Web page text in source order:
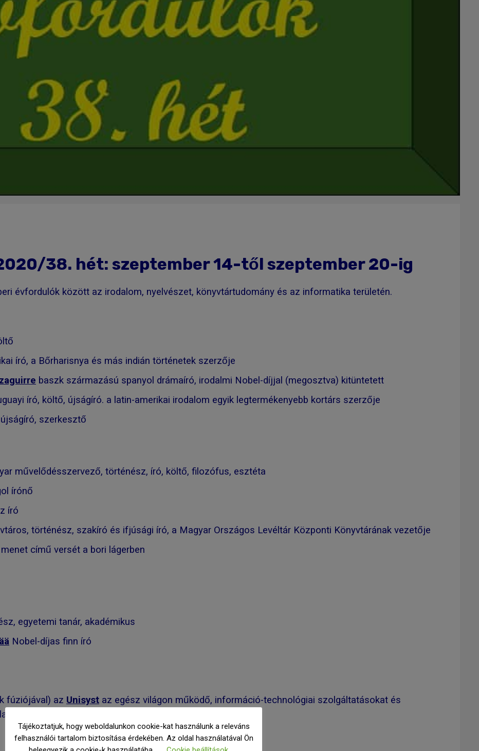
38. hét: szeptember 14-től szeptember 20-ig
évfordulók között az irodalom, nyelvészet, könyvtártudomány és az informatika területén.
író, a Bőrharisnya és más indián történetek szerzője
baszk származású spanyol drámaíró, irodalmi Nobel-díjjal (megosztva) kitüntetett
író, költő, újságíró. a latin-amerikai irodalom egyik legtermékenyebb kortárs szerzője
szerkesztő
művelődésszervező, történész, író, költő, filozófus, esztéta
írónő
író
történész, szakíró és ifjúsági író, a Magyar Országos Levéltár Központi Könyvtárának vezetője
című versét a bori lágerben
egyetemi tanár, akadémikus
Nobel-díjas finn író
fúziójával) az Unisyst az egész világon működő, információ-technológiai szolgáltatásokat és
Tájékoztatjuk, hogy weboldalunkon cookie-kat használunk a releváns
felhasználói tartalom biztosítása érdekében. Az oldal használatával Ön